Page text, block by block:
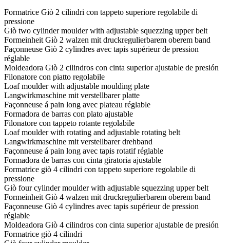
Formatrice Giò 2 cilindri con tappeto superiore regolabile di
pressione
Giò two cylinder moulder with adjustable squezzing upper belt
Formeinheit Giò 2 walzen mit druckregulierbarem oberem band
Façonneuse Giò 2 cylindres avec tapis supérieur de pression
réglable
Moldeadora Giò 2 cilindros con cinta superior ajustable de presión
Filonatore con piatto regolabile
Loaf moulder with adjustable moulding plate
Langwirkmaschine mit verstellbarer platte
Façonneuse á pain long avec plateau réglable
Formadora de barras con plato ajustable
Filonatore con tappeto rotante regolabile
Loaf moulder with rotating and adjustable rotating belt
Langwirkmaschine mit verstellbarer drehband
Façonneuse á pain long avec tapis rotatif réglable
Formadora de barras con cinta giratoria ajustable
Formatrice giò 4 cilindri con tappeto superiore regolabile di
pressione
Giò four cylinder moulder with adjustable squezzing upper belt
Formeinheit Giò 4 walzen mit druckregulierbarem oberem band
Façonneuse Giò 4 cylindres avec tapis supérieur de pression
réglable
Moldeadora Giò 4 cilindros con cinta superior ajustable de presión
Formatrice giò 4 cilindri